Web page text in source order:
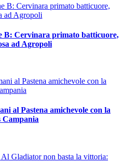
B: Cervinara primato batticuore,
ad Agropoli
al Pastena amichevole con la
Campania